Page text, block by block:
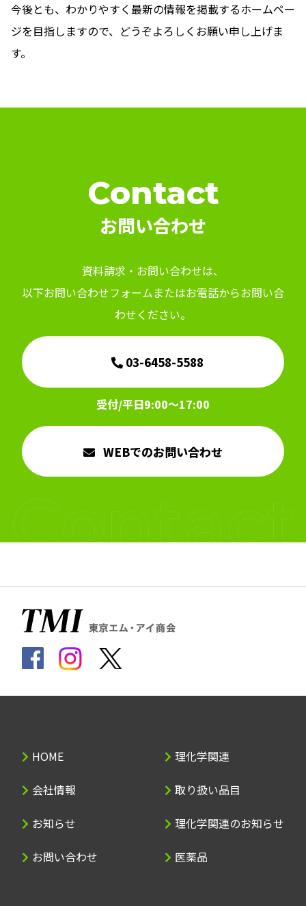
今後とも、わかりやすく最新の情報を掲載するホームペー
ジを目指しますので、どうぞよろしくお願い申し上げま
す。
Contact
お問い合わせ
資料請求・お問い合わせは、
以下お問い合わせフォームまたはお電話からお問い合
わせください。
03-6458-5588
受付/平日9:00～17:00
WEBでのお問い合わせ
HOME
会社情報
お知らせ
お問い合わせ
理化学関連
取り扱い品目
理化学関連のお知らせ
医薬品